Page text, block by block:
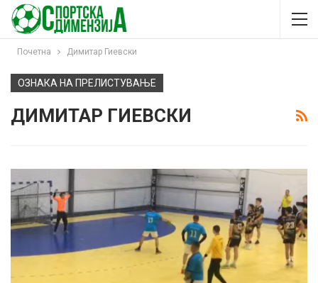
Почетна Димитар Гиевски
ОЗНАКА НА ПРЕЛИСТУВАЊЕ
ДИМИТАР ГИЕВСКИ